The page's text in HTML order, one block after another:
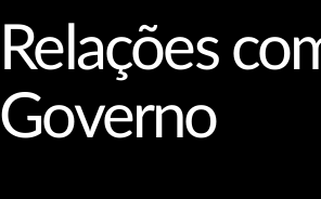
Relações
Governo